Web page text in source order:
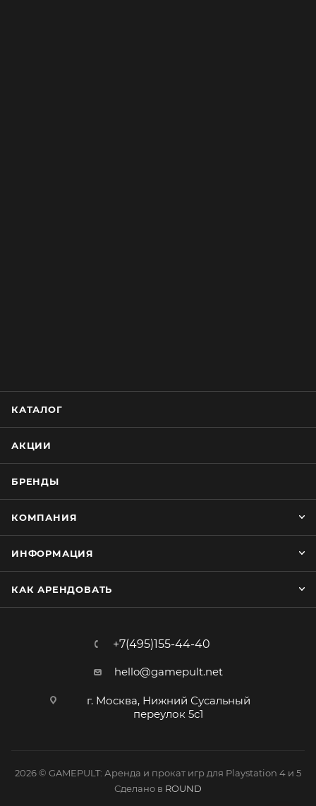
КАТАЛОГ
АКЦИИ
БРЕНДЫ
КОМПАНИЯ
ИНФОРМАЦИЯ
КАК АРЕНДОВАТЬ
+7(495)155-44-40
hello@gamepult.net
г. Москва, Нижний Сусальный
переулок 5с1
2026 © GAMEPULT: Аренда и прокат игр для Playstation 4 и 5
Сделано в ROUND